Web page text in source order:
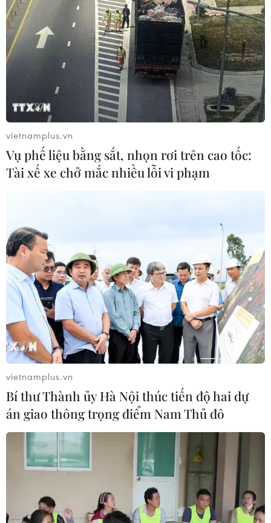
vietnamplus.vn
Vụ phế liệu bằng sắt, nhọn rơi trên cao tốc:
Tài xế xe chở mắc nhiều lỗi vi phạm
vietnamplus.vn
Bí thư Thành ủy Hà Nội thúc tiến độ hai dự
án giao thông trọng điểm Nam Thủ đô